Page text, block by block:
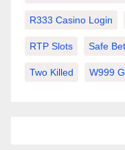
R333 Casino Login
RTP Slots Safe
Two Killed W999